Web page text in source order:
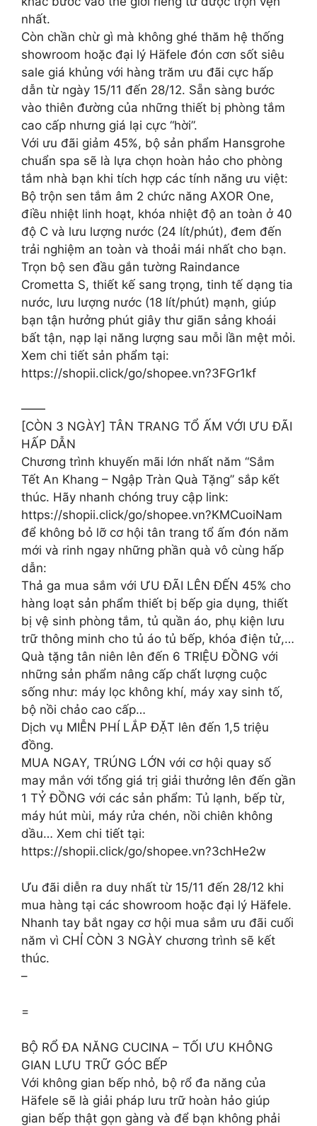
nhất.
Còn chần chừ gì mà không ghé thăm hệ thống
showroom hoặc đại lý Häfele đón cơn sốt siêu
sale giá khủng với hàng trăm ưu đãi cực hấp
dẫn từ ngày 15/11 đến 28/12. Sẵn sàng bước
vào thiên đường của những thiết bị phòng tắm
cao cấp nhưng giá lại cực “hời”.
Với ưu đãi giảm 45%, bộ sản phẩm Hansgrohe
chuẩn spa sẽ là lựa chọn hoàn hảo cho phòng
tắm nhà bạn khi tích hợp các tính năng ưu việt:
Bộ trộn sen tắm âm 2 chức năng AXOR One,
điều nhiệt linh hoạt, khóa nhiệt độ an toàn ở 40
độ C và lưu lượng nước (24 lít/phút), đem đến
trải nghiệm an toàn và thoải mái nhất cho bạn.
Trọn bộ sen đầu gắn tường Raindance
Crometta S, thiết kế sang trọng, tinh tế dạng tia
nước, lưu lượng nước (18 lít/phút) mạnh, giúp
bạn tận hưởng phút giây thư giãn sảng khoái
bất tận, nạp lại năng lượng sau mỗi lần mệt mỏi.
Xem chi tiết sản phẩm tại:
https://shopii.click/go/shopee.vn?3FGr1kf
——
[CÒN 3 NGÀY] TÂN TRANG TỔ ẤM VỚI ƯU ĐÃI
HẤP DẪN
Chương trình khuyến mãi lớn nhất năm “Sắm
Tết An Khang – Ngập Tràn Quà Tặng” sắp kết
thúc. Hãy nhanh chóng truy cập link:
https://shopii.click/go/shopee.vn?KMCuoiNam
để không bỏ lỡ cơ hội tân trang tổ ấm đón năm
mới và rinh ngay những phần quà vô cùng hấp
dẫn:
Thả ga mua sắm với ƯU ĐÃI LÊN ĐẾN 45% cho
hàng loạt sản phẩm thiết bị bếp gia dụng, thiết
bị vệ sinh phòng tắm, tủ quần áo, phụ kiện lưu
trữ thông minh cho tủ áo tủ bếp, khóa điện tử,…
Quà tặng tân niên lên đến 6 TRIỆU ĐỒNG với
những sản phẩm nâng cấp chất lượng cuộc
sống như: máy lọc không khí, máy xay sinh tố,
bộ nồi chảo cao cấp…
Dịch vụ MIỄN PHÍ LẮP ĐẶT lên đến 1,5 triệu
đồng.
MUA NGAY, TRÚNG LỚN với cơ hội quay số
may mắn với tổng giá trị giải thưởng lên đến gần
1 TỶ ĐỒNG với các sản phẩm: Tủ lạnh, bếp từ,
máy hút mùi, máy rửa chén, nồi chiên không
dầu… Xem chi tiết tại:
https://shopii.click/go/shopee.vn?3chHe2w
Ưu đãi diễn ra duy nhất từ 15/11 đến 28/12 khi
mua hàng tại các showroom hoặc đại lý Häfele.
Nhanh tay bắt ngay cơ hội mua sắm ưu đãi cuối
năm vì CHỈ CÒN 3 NGÀY chương trình sẽ kết
thúc.
–
=
BỘ RỔ ĐA NĂNG CUCINA – TỐI ƯU KHÔNG
GIAN LƯU TRỮ GÓC BẾP
Với không gian bếp nhỏ, bộ rổ đa năng của
Häfele sẽ là giải pháp lưu trữ hoàn hảo giúp
gian bếp thật gọn gàng và để bạn không phải